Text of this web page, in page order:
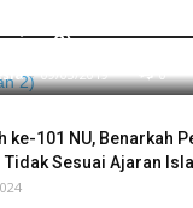
Bahwa Anda
2)
- 09/03/2019 0
ke-101 NU, Benarkah
Tidak Sesuai Ajaran